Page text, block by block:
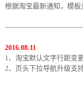
根据淘宝最新通知，模
2016.08.11
1、淘宝默认文字行距变
2、页头下拉导航升级支